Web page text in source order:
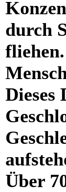
durch
Dieses
Über